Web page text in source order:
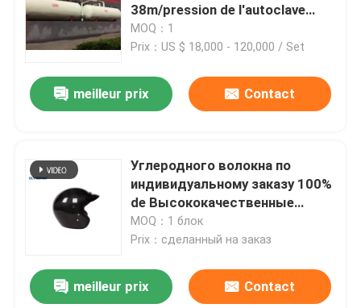
38m/pression de l'autoclave
Φ2.68 de la brique de vapeur de
large échelle/AAC
MOQ：1
Prix：US $ 18,000 - 120,000 / Set
meilleur prix Contact
Углеродного волокна по
индивидуальному заказу 100%
de Высококачественные
аксессуары для ортезов из
MOQ：1 блок
Prix：сделанный на заказ
meilleur prix Contact